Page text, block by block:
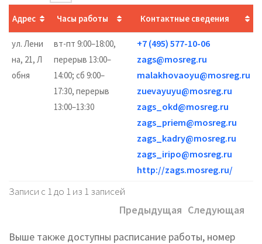
Адрес Часы работы Контактные сведения
ул. Лени
на, 21, Л
обня
вт-пт 9:00–18:00,
перерыв 13:00–
14:00; сб 9:00–
17:30, перерыв
13:00–13:30
+7 (495) 577-10-06
zags@mosreg.ru
malakhovaoyu@mosreg.ru
zuevayuyu@mosreg.ru
zags_okd@mosreg.ru
zags_priem@mosreg.ru
zags_kadry@mosreg.ru
zags_iripo@mosreg.ru
http://zags.mosreg.ru/
Записи с 1 до 1 из 1 записей
Предыдущая Следующая
Выше также доступны расписание работы, номер